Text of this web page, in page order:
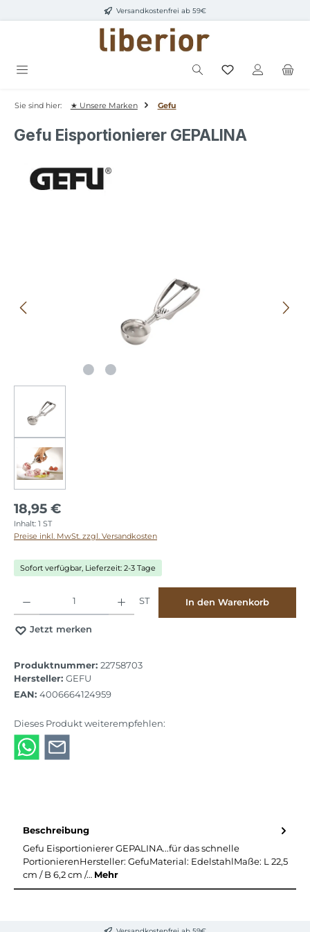
Zum Hauptinhalt springenVersandkostenfrei ab 59€
Sie sind hier: ★ Unsere Marken Gefu
Gefu Eisportionierer GEPALINA
18,95 €
Inhalt: 1 ST
Preise inkl. MwSt. zzgl. Versandkosten
Sofort verfügbar, Lieferzeit: 2-3 Tage
ST In den Warenkorb
Jetzt merken
Produktnummer: 22758703
Hersteller: GEFU
EAN: 4006664124959
Dieses Produkt weiterempfehlen:
Beschreibung
Gefu Eisportionierer GEPALINA...für das schnelle
PortionierenHersteller: GefuMaterial: EdelstahlMaße: L 22,5
cm / B 6,2 cm /… Mehr